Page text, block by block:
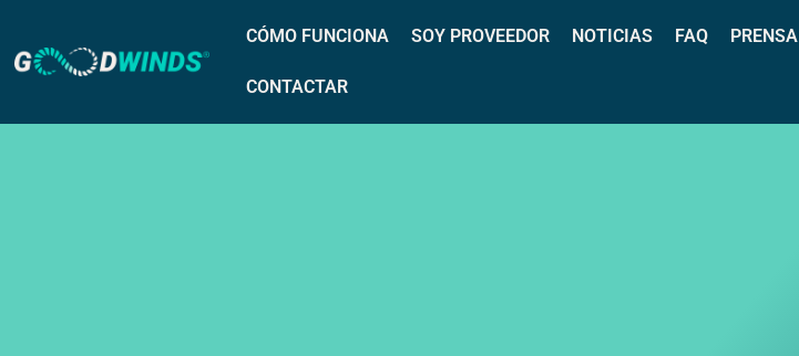
CÓMO FUNCIONA SOY PROVEEDOR NOTICIAS FAQ PRENSA
CONTACTAR